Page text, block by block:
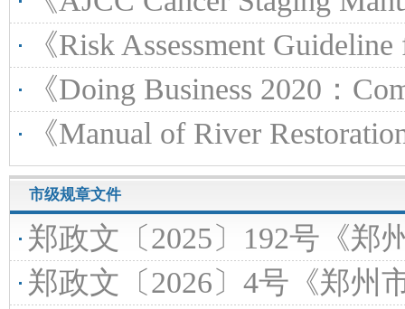
《Risk Assessment Guideline for Nuclear
《Doing Business 2020：Comparing Business
《Manual of River Restoration
市级规章文件
郑政文〔2025〕192号《郑州市人民政府关于废止郑政
郑政文〔2026〕4号《郑州市人民政府关于